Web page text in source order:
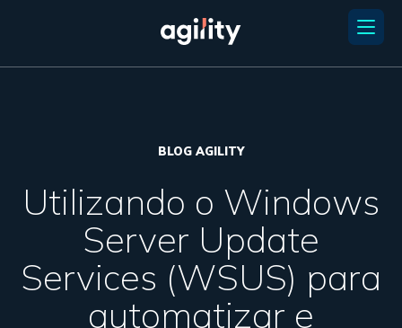
BLOG AGILITY
Utilizando o Windows
Server Update
Services (WSUS) para
automatizar e